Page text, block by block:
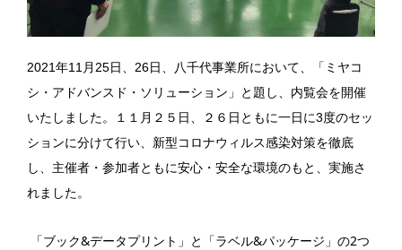
2021年11 月 25日、 26日、八千代事業所において、「ミヤコ
シ・アドバンスド・ソリューション」と題し、内覧会を開催
いたしました。１１月２５日、２６日ともに一日に3度のセッ
ションに分けて行い、新型コロナウィルス感染対策を徹底
し、主催者・参加者ともに安心・安全な環境のもと、実施さ
れました。
「ブック&データプリント」と「ラベル&パッケージ」の2つ